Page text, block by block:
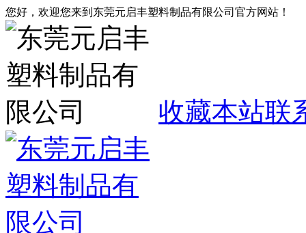
您好，欢迎您来到东莞元启丰塑料制品有限公司官方网站！
收藏本站联